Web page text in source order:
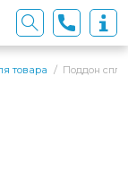
товара Поддон